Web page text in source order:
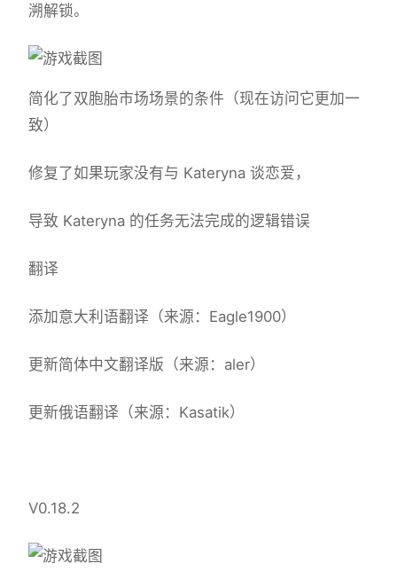
溯解锁。
简化了双胞胎市场场景的条件（现在访问它更加一
致）
修复了如果玩家没有与 Kateryna 谈恋爱，
导致 Kateryna 的任务无法完成的逻辑错误
翻译
添加意大利语翻译（来源：Eagle1900）
更新简体中文翻译版（来源：aler）
更新俄语翻译（来源：Kasatik）
V0.18.2